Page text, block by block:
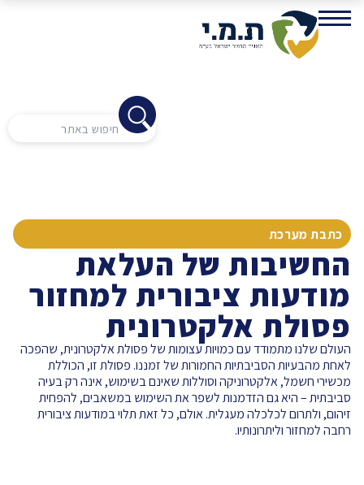
כתבת מערכת
החשיבות של העלאת
מודעות ציבורית למחזור
פסולת אלקטרונית
העולם שלנו מתמודד עם כמויות עצומות של פסולת אלקטרונית, שהפכה
לאחת מהבעיות הסביבתיות החמורות של זמננו. פסולת זו, הכוללת
מכשירי חשמל, אלקטרוניקה וסוללות שאינם בשימוש, אינה רק בעיה
סביבתית – היא גם הזדמנות לשפר את השימוש במשאבים, להפחית
זיהום, ולתרום לכלכלה מעגלית. אולם, כל זאת תלוי במודעות ציבורית
רחבה למחזור וליתרונותיו.